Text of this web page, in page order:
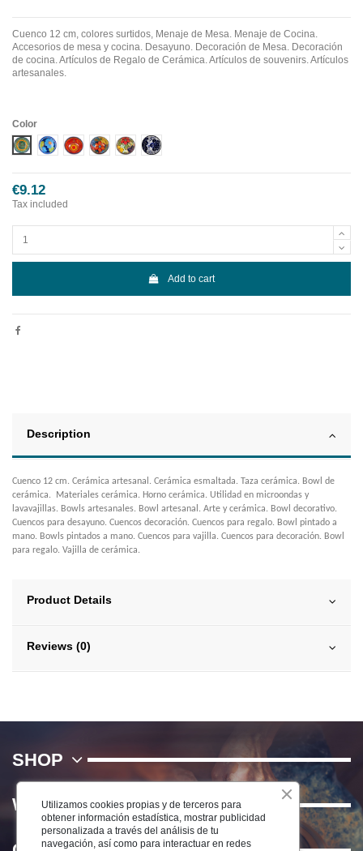
Cuenco 12 cm, colores surtidos, Menaje de Mesa. Menaje de Cocina.
Accesorios de mesa y cocina. Desayuno. Decoración de Mesa. Decoración
de cocina. Artículos de Regalo de Cerámica. Artículos de souvenirs. Artículos
artesanales.
Color
Diseño 1Diseño 2Diseño 3Diseño 4Diseño 5Diseño 6
€9.12
Tax included
Add to cart
Description
Cuenco 12 cm. Cerámica artesanal. Cerámica esmaltada. Taza cerámica. Bowl de
cerámica. Materiales cerámica. Horno cerámica. Utilidad en microondas y
lavavajillas. Bowls artesanales. Bowl artesanal. Arte y cerámica. Bowl decorativo.
Cuencos para desayuno. Cuencos decoración. Cuencos para regalo. Bowl pintado a
mano. Bowls pintados a mano. Cuencos para vajilla. Cuencos para decoración. Bowl
para regalo. Vajilla de cerámica.
Product Details
Reviews (0)
SHOP
WE
Utilizamos cookies propias y de terceros para
obtener información estadística, mostrar publicidad
personalizada a través del análisis de tu
navegación, así como para interactuar en redes